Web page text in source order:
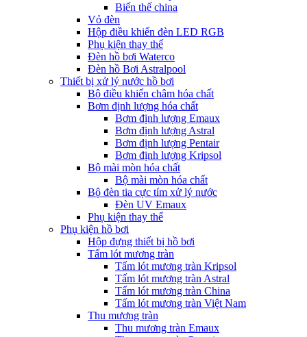
Biến thế china
Vỏ đèn
Hộp điều khiển đèn LED RGB
Phụ kiện thay thế
Đèn hồ bơi Waterco
Đèn hồ Bơi Astralpool
Thiết bị xử lý nước hồ bơi
Bộ điều khiển châm hóa chất
Bơm định lượng hóa chất
Bơm định lượng Emaux
Bơm định lượng Astral
Bơm định lượng Pentair
Bơm định lượng Kripsol
Bộ mài mòn hóa chất
Bộ mài mòn hóa chất
Bộ đèn tia cực tím xử lý nước
Đèn UV Emaux
Phụ kiện thay thế
Phụ kiện hồ bơi
Hộp đựng thiết bị hồ bơi
Tấm lót mương tràn
Tấm lót mương tràn Kripsol
Tấm lót mương tràn Astral
Tấm lót mương tràn China
Tấm lót mương tràn Việt Nam
Thu mương tràn
Thu mương tràn Emaux